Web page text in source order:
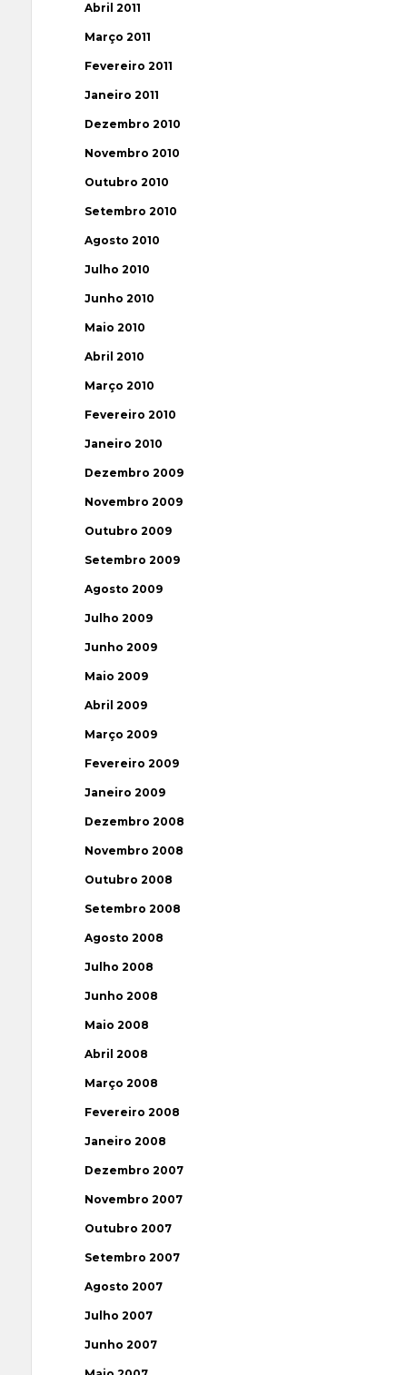
Abril 2011
Março 2011
Fevereiro 2011
Janeiro 2011
Dezembro 2010
Novembro 2010
Outubro 2010
Setembro 2010
Agosto 2010
Julho 2010
Junho 2010
Maio 2010
Abril 2010
Março 2010
Fevereiro 2010
Janeiro 2010
Dezembro 2009
Novembro 2009
Outubro 2009
Setembro 2009
Agosto 2009
Julho 2009
Junho 2009
Maio 2009
Abril 2009
Março 2009
Fevereiro 2009
Janeiro 2009
Dezembro 2008
Novembro 2008
Outubro 2008
Setembro 2008
Agosto 2008
Julho 2008
Junho 2008
Maio 2008
Abril 2008
Março 2008
Fevereiro 2008
Janeiro 2008
Dezembro 2007
Novembro 2007
Outubro 2007
Setembro 2007
Agosto 2007
Julho 2007
Junho 2007